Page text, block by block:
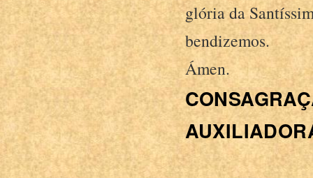
glória da
bendizemos.
Ámen.